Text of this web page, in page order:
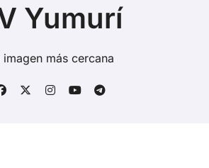
Yumurí
imagen más cercana